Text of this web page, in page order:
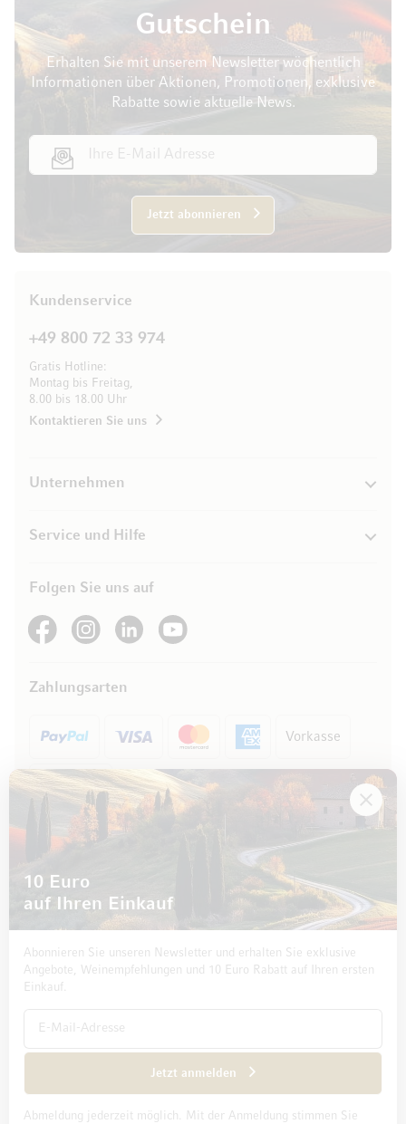
Gutschein
Erhalten Sie mit unserem Newsletter wöchentlich
Informationen über Aktionen, Promotionen, exklusive
Rabatte sowie aktuelle News.
Jetzt abonnieren
Kundenservice
+49 800 72 33 974
Gratis Hotline:
Montag bis Freitag,
8.00 bis 18.00 Uhr
Kontaktieren Sie uns
Unternehmen
Service und Hilfe
Folgen Sie uns auf
See our FacebookSee our Instagram account
See our LinkedInSee our YouTube channel
Zahlungsarten
Vorkasse
Rechnung
© 2026 Mövenpick Wein Deutschland GmbH & Co. KG
Datenschutz und Disclaimer
10 Euro
auf Ihren Einkauf
Abonnieren Sie unseren Newsletter und erhalten Sie exklusive
Angebote, Weinempfehlungen und 10 Euro Rabatt auf Ihren ersten
Einkauf.
Jetzt anmelden
Abmeldung jederzeit möglich. Mit der Anmeldung stimmen Sie